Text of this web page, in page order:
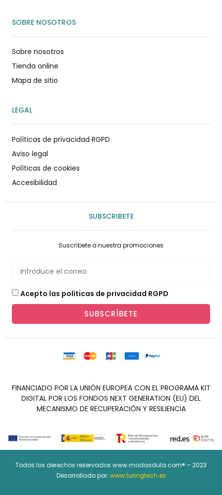
SOBRE NOSOTROS
Sobre nosotros
Tienda online
Mapa de sitio
LEGAL
Políticas de privacidad RGPD
Aviso legal
Políticas de cookies
Accesibilidad
SUBSCRIBETE
Suscríbete a nuestra promociones
Acepto las políticas de privacidad RGPD
SUBSCRÍBETE
FINANCIADO POR LA UNIÓN EUROPEA CON EL PROGRAMA KIT
DIGITAL POR LOS FONDOS NEXT GENERATION (EU) DEL
MECANISMO DE RECUPERACIÓN Y RESILIENCIA
Todos los derechos reservados www.modasdula.com® – 2023
Desarrollado por: www.turingtech.es